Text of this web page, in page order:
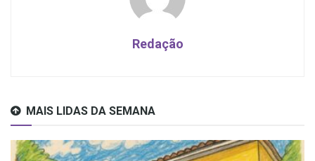
Redação
MAIS LIDAS DA SEMANA